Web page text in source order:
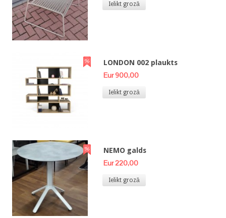
Ielikt grozā
LONDON 002 plaukts
Eur 900,00
Ielikt grozā
NEMO galds
Eur 220,00
Ielikt grozā